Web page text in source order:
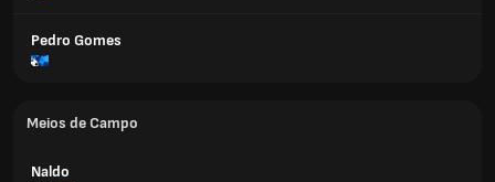
Pedro Gomes
Meios de Campo
Naldo